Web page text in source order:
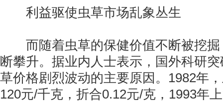
利益驱使虫草市场乱象丛生
而随着虫草的保健价值不断被挖掘
断攀升。据业内人士表示，国外科研
草价格剧烈波动的主要原因。1982年
120元/千克，折合0.12元/克，1993年